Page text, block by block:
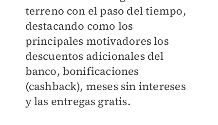
terreno con el paso del tiempo,
destacando como los
principales motivadores los
descuentos adicionales del
banco, bonificaciones
(cashback), meses sin intereses
y las entregas gratis.